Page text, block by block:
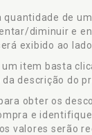
quantidade de
diminuir e
exibido ao
item basta
da descrição do
obter os
e
valores serão